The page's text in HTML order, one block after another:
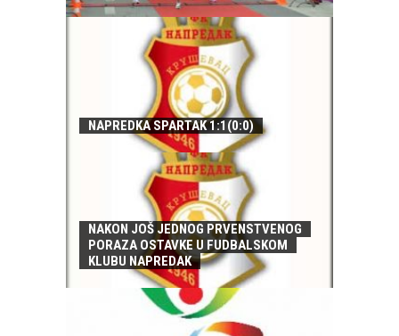
NAPREDKA SPARTAK 1:1(0:0)
NAKON JOŠ JEDNOG PRVENSTVENOG
PORAZA OSTAVKE U FUDBALSKOM
KLUBU NAPREDAK